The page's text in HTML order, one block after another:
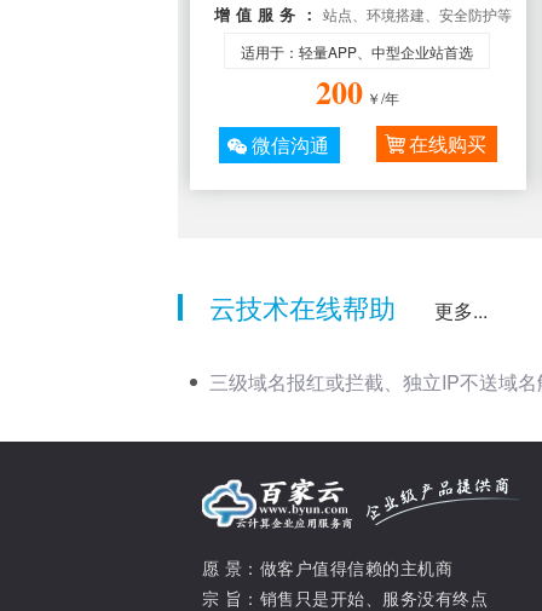
增值服务： 站点、环境搭建、安全防护等
适用于：轻量APP、中型企业站首选
200 ￥/年
微信沟通 在线购买
云技术在线帮助 更多...
【2019/7/19】
三级域名报红或拦截、独立IP不送域
愿 景：做客户值得信赖的主机商
宗 旨：销售只是开始、服务没有终点